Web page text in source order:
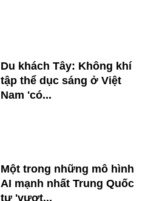
Du khách Tây: Không khí
tập thể dục sáng ở Việt
Nam 'có...
Một trong những mô hình
AI mạnh nhất Trung Quốc
tự 'vượt...